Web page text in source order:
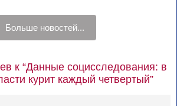
Больше новостей...
к “Данные социсследования: в
курит каждый четвертый”